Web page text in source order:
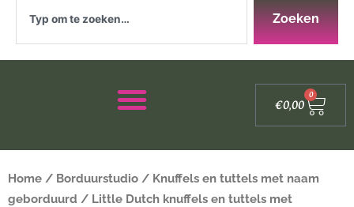
Zoeken
€0,00
0
Home / Borduurstudio / Knuffels en tuttels met naam
geborduurd / Little Dutch knuffels en tuttels met